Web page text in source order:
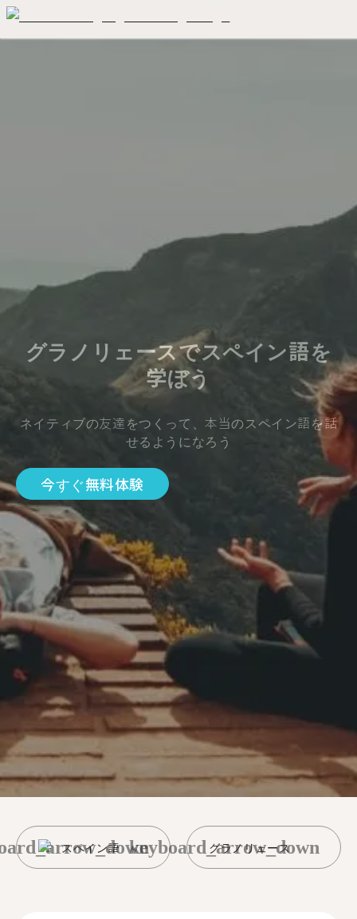
グラノリェースでスペイン語を
学ぼう
ネイティブの友達をつくって、本当のスペイン語を話
せるようになろう
今すぐ無料体験
スペイン語 グラノリェース
keyboard_arrow_down